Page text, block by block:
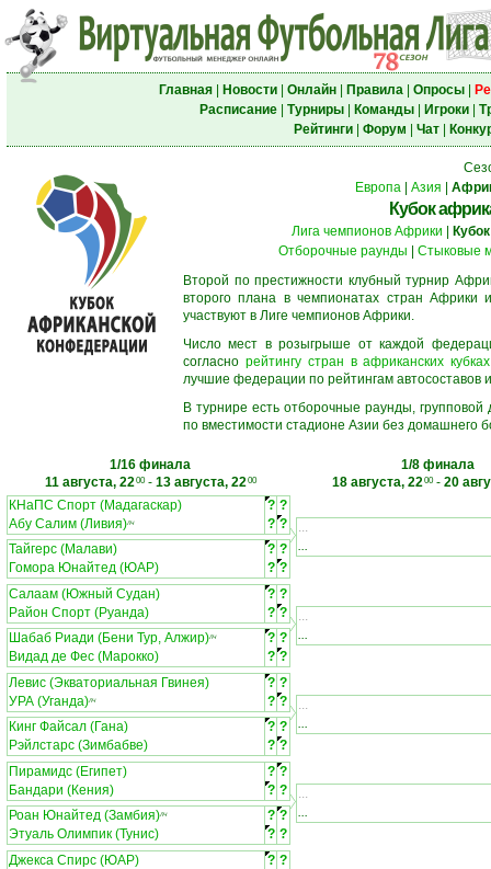
Главная| Новости| Онлайн| Правила| Опросы|
Расписание| Турниры| Команды| Игроки|
Рейтинги| Форум Чат|
Европа
Азия
Кубок
Лига чемпионов Африки
Отборочные раунды
Стыковые
Второй по престижности клубный турнир
второго плана в чемпионатах стран Африки
участвуют в Лиге чемпионов Африки.
Число мест в розыгрыше от каждой
согласно рейтингу стран в африканских кубках
лучшие федерации по рейтингам автосоставов
В турнире есть отборочные раунды,
по вместимости стадионе Азии без домашнего
1/16 финала
11 августа, 2200- 13 августа, 2200
1/8 финала
18 августа, 2200- 20
КНаПС Спорт (Мадагаскар)
? ?
Абу Салим (Ливия)ЛЧ ? ?
Тайгерс (Малави)
? ?
Гомора Юнайтед (ЮАР)
? ?
...
...
Салаам (Южный Судан) ? ?
Район Спорт (Руанда)
? ?
Шабаб Риади (Бени Тур, Алжир)ЛЧ ? ?
Видад де Фес (Марокко)
? ?
...
...
Левис (Экваториальная Гвинея) ? ?
УРА (Уганда)ЛЧ ? ?
Кинг Файсал (Гана)
? ?
Рэйлстарс (Зимбабве)
? ?
...
...
Пирамидс (Египет) ? ?
Бандари (Кения)
? ?
Роан Юнайтед (Замбия)ЛЧ ? ?
Этуаль Олимпик (Тунис)
? ?
...
...
Джекса Спирс (ЮАР) ? ?